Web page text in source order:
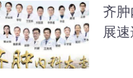
齐
展